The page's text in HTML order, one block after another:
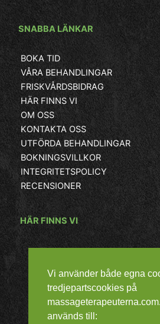
SNABBA LÄNKAR
BOKA TID
VÅRA BEHANDLINGAR
FRISKVÅRDSBIDRAG
HÄR FINNS VI
OM OSS
KONTAKTA OSS
UTFÖRDA BEHANDLINGAR
BOKNINGSVILLKOR
INTEGRITETSPOLICY
RECENSIONER
HÄR FINNS VI
Vi använder både egna
tredjepartscookies på
används till: